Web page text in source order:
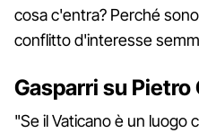
cosa c'entra? Perché
conflitto d'interesse
Gasparri su Pietro
"Se il Vaticano è un luogo